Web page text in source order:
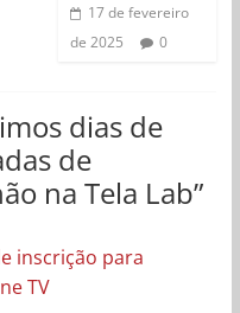
17 de fevereiro
de 2025
0
dias de
de
na Tela Lab”
inscrição para
TV